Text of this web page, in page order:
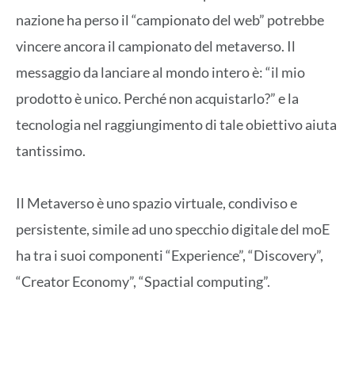
nazione ha perso il “campionato del web” potrebbe
vincere ancora il campionato del metaverso. Il
messaggio da lanciare al mondo intero è: “il mio
prodotto è unico. Perché non acquistarlo?” e la
tecnologia nel raggiungimento di tale obiettivo aiuta
tantissimo.
Il Metaverso è uno spazio virtuale, condiviso e
persistente, simile ad uno specchio digitale del moE
ha tra i suoi componenti “Experience”, “Discovery”,
“Creator Economy”, “Spactial computing”.